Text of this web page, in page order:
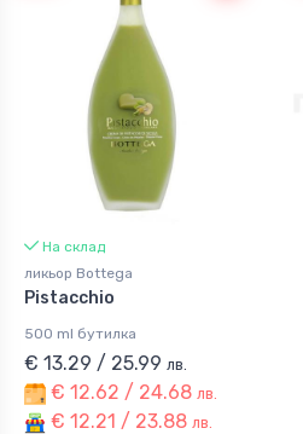
На склад
ликьор Bottega
Pistacchio
500 ml бутилка
€ 13.29 / 25.99 лв.
€ 12.62 / 24.68 лв.
€ 12.21 / 23.88 лв.